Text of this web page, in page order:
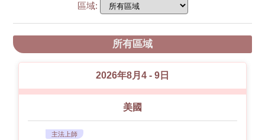
區域:
所有區域
2026年8月4 - 9日
美國
主法上師